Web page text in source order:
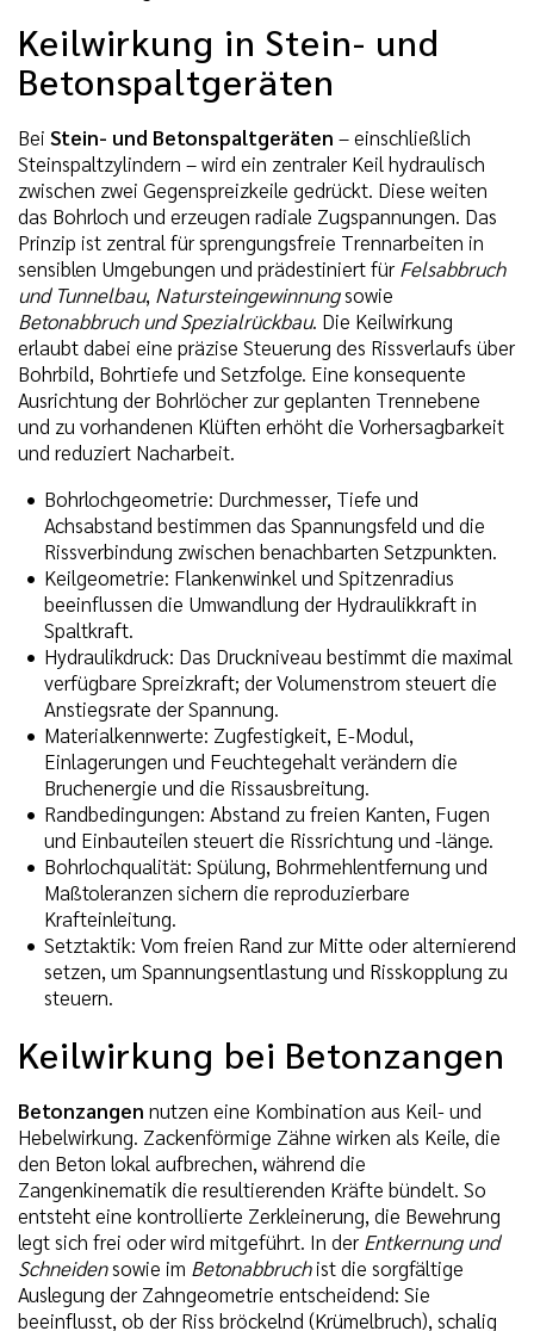
Keilwirkung in Stein- und
Betonspaltgeräten
Bei Stein- und Betonspaltgeräten – einschließlich
Steinspaltzylindern – wird ein zentraler Keil hydraulisch
zwischen zwei Gegenspreizkeile gedrückt. Diese weiten
das Bohrloch und erzeugen radiale Zugspannungen. Das
Prinzip ist zentral für sprengungsfreie Trennarbeiten in
sensiblen Umgebungen und prädestiniert für Felsabbruch
und Tunnelbau, Natursteingewinnungsowie
Betonabbruch und Spezialrückbau. Die Keilwirkung
erlaubt dabei eine präzise Steuerung des Rissverlaufs über
Bohrbild, Bohrtiefe und Setzfolge. Eine konsequente
Ausrichtung der Bohrlöcher zur geplanten Trennebene
und zu vorhandenen Klüften erhöht die Vorhersagbarkeit
und reduziert Nacharbeit.
Bohrlochgeometrie: Durchmesser, Tiefe und
Achsabstand bestimmen das Spannungsfeld und die
Rissverbindung zwischen benachbarten Setzpunkten.
Keilgeometrie: Flankenwinkel und Spitzenradius
beeinflussen die Umwandlung der Hydraulikkraft in
Spaltkraft.
Hydraulikdruck: Das Druckniveau bestimmt die maximal
verfügbare Spreizkraft; der Volumenstrom steuert die
Anstiegsrate der Spannung.
Materialkennwerte: Zugfestigkeit, E-Modul,
Einlagerungen und Feuchtegehalt verändern die
Bruchenergie und die Rissausbreitung.
Randbedingungen: Abstand zu freien Kanten, Fugen
und Einbauteilen steuert die Rissrichtung und -länge.
Bohrlochqualität: Spülung, Bohrmehlentfernung und
Maßtoleranzen sichern die reproduzierbare
Krafteinleitung.
Setztaktik: Vom freien Rand zur Mitte oder alternierend
setzen, um Spannungsentlastung und Risskopplung zu
steuern.
Keilwirkung bei Betonzangen
Betonzangen nutzen eine Kombination aus Keil- und
Hebelwirkung. Zackenförmige Zähne wirken als Keile, die
den Beton lokal aufbrechen, während die
Zangenkinematik die resultierenden Kräfte bündelt. So
entsteht eine kontrollierte Zerkleinerung, die Bewehrung
legt sich frei oder wird mitgeführt. In der Entkernung und
Schneidensowie im Betonabbruchist die sorgfältige
Auslegung der Zahngeometrie entscheidend: Sie
beeinflusst, ob der Riss bröckelnd (Krümelbruch), schalig